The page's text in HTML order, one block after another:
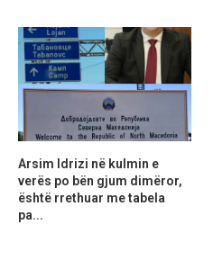
Arsim Idrizi në kulmin e
verës po bën gjum dimëror,
është rrethuar me tabela
pa...